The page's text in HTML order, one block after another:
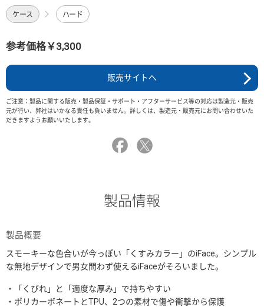
ケース ハード
参考価格￥3,300
販売サイトへ
ご注意：製品に関する販売・製品保証・サポート・アフターサービス等の対応は製造元・販売
元が行い、弊社はいかなる責任も負いません。詳しくは、製造元・販売元にお問い合わせいた
だきますようお願いいたします。
製品情報
製品概要
スモーキーな色合いが今っぽい「くすみカラー」のiFace。シンプル
な無地デザインで男女問わず使えるiFaceがそろいました。
・「くびれ」と「適度な厚み」で持ちやすい
・ポリカーボネートとTPU、2つの素材で傷や衝撃から保護